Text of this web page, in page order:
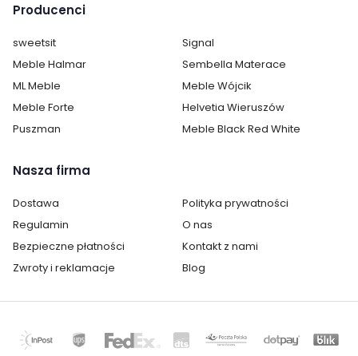
Ilość drzwi:
laminat / folia
Oświetlenie: opcjonalne
Montaż: do samodzielnego montażu
Typ podparcia: na nóżkach
Kolor / wzór : Dąb
Producenci
sweetsit
Signal
Meble Halmar
Sembella Materace
ML Meble
Meble Wójcik
Meble Forte
Helvetia Wieruszów
Puszman
Meble Black Red White
Nasza firma
Dostawa
Polityka prywatności
Regulamin
O nas
Bezpieczne płatności
Kontakt z nami
Zwroty i reklamacje
Blog